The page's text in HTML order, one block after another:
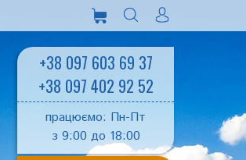
+38 097 603 69 37
+38 097 402 92 52
працюємо: Пн-Пт
з 9:00 до 18:00